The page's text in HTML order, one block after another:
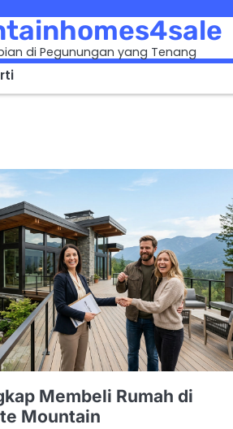
di Pegunungan yang Tenang
Membeli Rumah di
Mountain